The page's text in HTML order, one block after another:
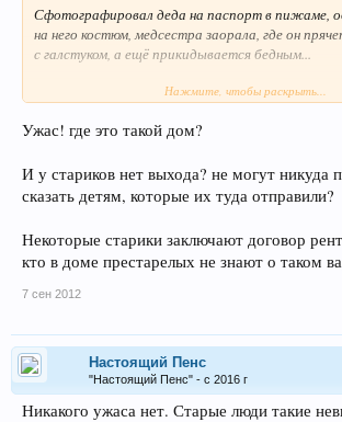
Сфотографировал деда на паспорт в пижаме,
на него костюм, медсестра заорала, где он
с галстуком, а ещё прикидывается бедным...
Надо вовремя помирать.Нажмите, чтобы раскрыть...
Ужас! где это такой дом?
И у стариков нет выхода? не могут никуда
сказать детям, которые их туда отправили?
Некоторые старики заключают договор
кто в доме престарелых не знают о таком
7 сен 2012
Настоящий Пенс
"Настоящий Пенс" - с 2016 г
Никакого ужаса нет. Старые люди такие